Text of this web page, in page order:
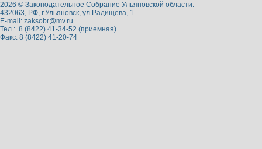
2026 © Законодательное Собрание Ульяновской области.
432063, РФ, г.Ульяновск, ул.Радищева, 1
E-mail: zaksobr@mv.ru
Тел.: 8 (8422) 41-34-52 (приемная)
Факс: 8 (8422) 41-20-74